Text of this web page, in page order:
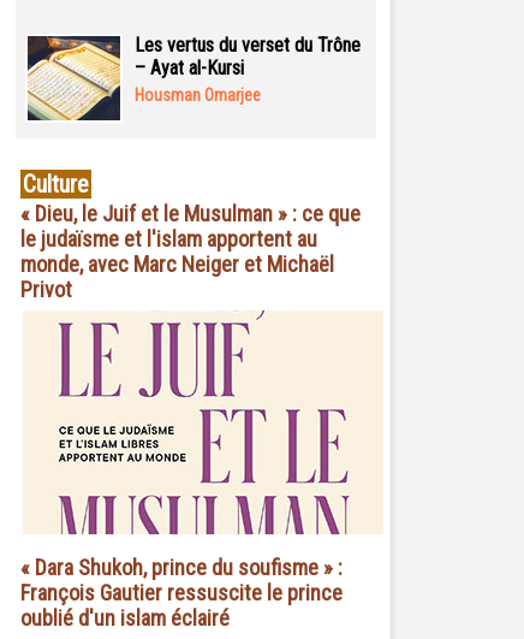
Les vertus du verset du Trône
– Ayat al-Kursi
Housman Omarjee
Culture
« Dieu, le Juif et le Musulman » : ce que
le judaïsme et l'islam apportent au
monde, avec Marc Neiger et Michaël
Privot
« Dara Shukoh, prince du soufisme » :
François Gautier ressuscite le prince
oublié d'un islam éclairé